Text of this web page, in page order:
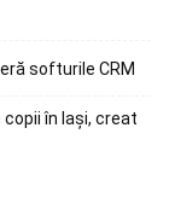
softurile CRM
în Iași, creat